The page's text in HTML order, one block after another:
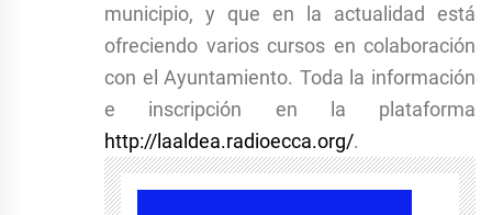
municipio, y que en la actualidad está
ofreciendo varios cursos en colaboración
con el Ayuntamiento. Toda la información
e inscripción en la plataforma
http://laaldea.radioecca.org/.